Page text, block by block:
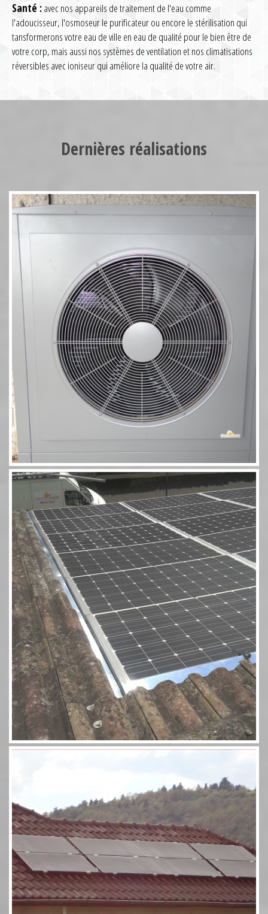
Santé :avec nos appareils de traitement de l'eau comme
l'adoucisseur, l'osmoseur le purificateur ou encore le stérilisation qui
tansformerons votre eau de ville en eau de qualité pour le bien être de
votre corp, mais aussi nos systèmes de ventilation et nos climatisations
réversibles avec ioniseur qui améliore la qualité de votre air.
Dernières réalisations
Photovoltaïque Rivsol 5,8 couplé
Aérosolaire 8 panneaux